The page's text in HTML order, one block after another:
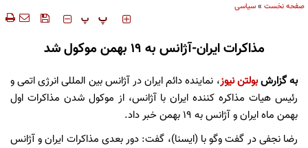
صفحه نخست »سیاسی
‍‍‍ پ پ
مذاکرات ایران-آژانس به 19 بهمن موکول شد
به گزارشبولتن نیوز، نماینده دائم ایران در آژانس بین المللی انرژی اتمی و
رئیس هیات مذاکره کننده ایران با آژانس، از موکول شدن مذاکرات اول
بهمن ماه ایران و آژانس به 19 بهمن خبر داد.
رضا نجفی در گفت وگو با (ایسنا)، گفت: دور بعدی مذاکرات ایران و آژانس